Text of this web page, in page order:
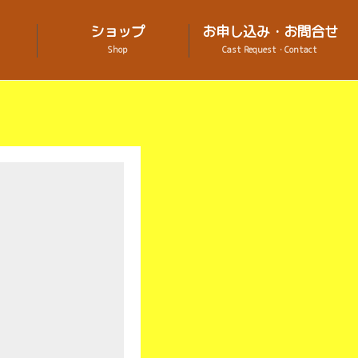
ショップ
Shop
お申し込み・お問合せ
Cast Request・Contact